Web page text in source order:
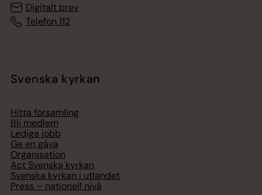
Digitalt brev
Telefon 112
Svenska kyrkan
Hitta församling
Bli medlem
Lediga jobb
Ge en gåva
Organisation
Act Svenska kyrkan
Svenska kyrkan i utlandet
Press – nationell nivå